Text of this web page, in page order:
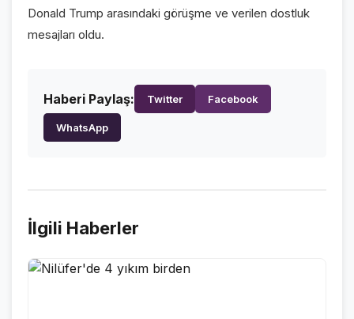
Donald Trump arasındaki görüşme ve verilen dostluk
mesajları oldu.
Haberi Paylaş: Twitter Facebook
WhatsApp
İlgili Haberler